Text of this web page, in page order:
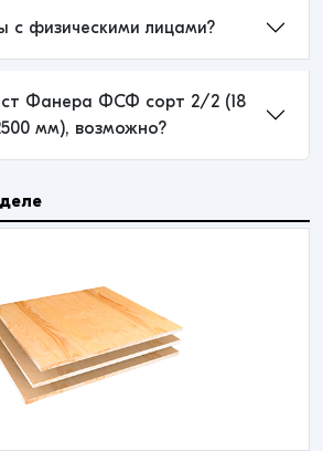
с физическими лицами?
Фанера ФСФ сорт 2/2 (18
мм), возможно?